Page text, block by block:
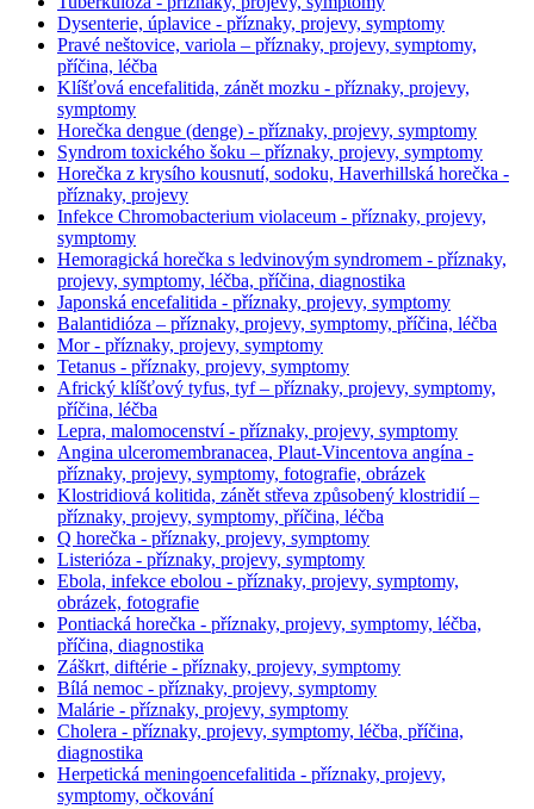
Dysenterie, úplavice - příznaky, projevy, symptomy
Pravé neštovice, variola – příznaky, projevy, symptomy,
příčina, léčba
Klíšťová encefalitida, zánět mozku - příznaky, projevy,
symptomy
Horečka dengue (denge) - příznaky, projevy, symptomy
Syndrom toxického šoku – příznaky, projevy, symptomy
Horečka z krysího kousnutí, sodoku, Haverhillská horečka -
příznaky, projevy
Infekce Chromobacterium violaceum - příznaky, projevy,
symptomy
Hemoragická horečka s ledvinovým syndromem - příznaky,
projevy, symptomy, léčba, příčina, diagnostika
Japonská encefalitida - příznaky, projevy, symptomy
Balantidióza – příznaky, projevy, symptomy, příčina, léčba
Mor - příznaky, projevy, symptomy
Tetanus - příznaky, projevy, symptomy
Africký klíšťový tyfus, tyf – příznaky, projevy, symptomy,
příčina, léčba
Lepra, malomocenství - příznaky, projevy, symptomy
Angina ulceromembranacea, Plaut-Vincentova angína -
příznaky, projevy, symptomy, fotografie, obrázek
Klostridiová kolitida, zánět střeva způsobený klostridií –
příznaky, projevy, symptomy, příčina, léčba
Q horečka - příznaky, projevy, symptomy
Listerióza - příznaky, projevy, symptomy
Ebola, infekce ebolou - příznaky, projevy, symptomy,
obrázek, fotografie
Pontiacká horečka - příznaky, projevy, symptomy, léčba,
příčina, diagnostika
Záškrt, diftérie - příznaky, projevy, symptomy
Bílá nemoc - příznaky, projevy, symptomy
Malárie - příznaky, projevy, symptomy
Cholera - příznaky, projevy, symptomy, léčba, příčina,
diagnostika
Herpetická meningoencefalitida - příznaky, projevy,
symptomy, očkování